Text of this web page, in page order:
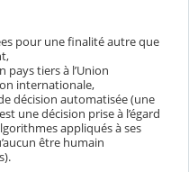
pour une finalité autre que
pays tiers à l’Union
internationale,
décision automatisée (une
une décision prise à l’égard
appliqués à ses
être humain